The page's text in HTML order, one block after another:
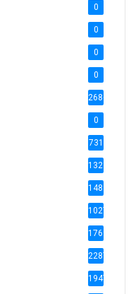
0
0
0
0
2686
0
731
1321
1488
1027
1769
2287
1947